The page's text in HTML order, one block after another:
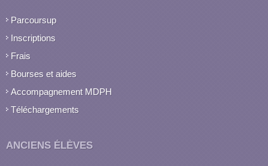
Parcoursup
Inscriptions
Frais
Bourses et aides
Accompagnement MDPH
Téléchargements
ANCIENS ÉLÈVES